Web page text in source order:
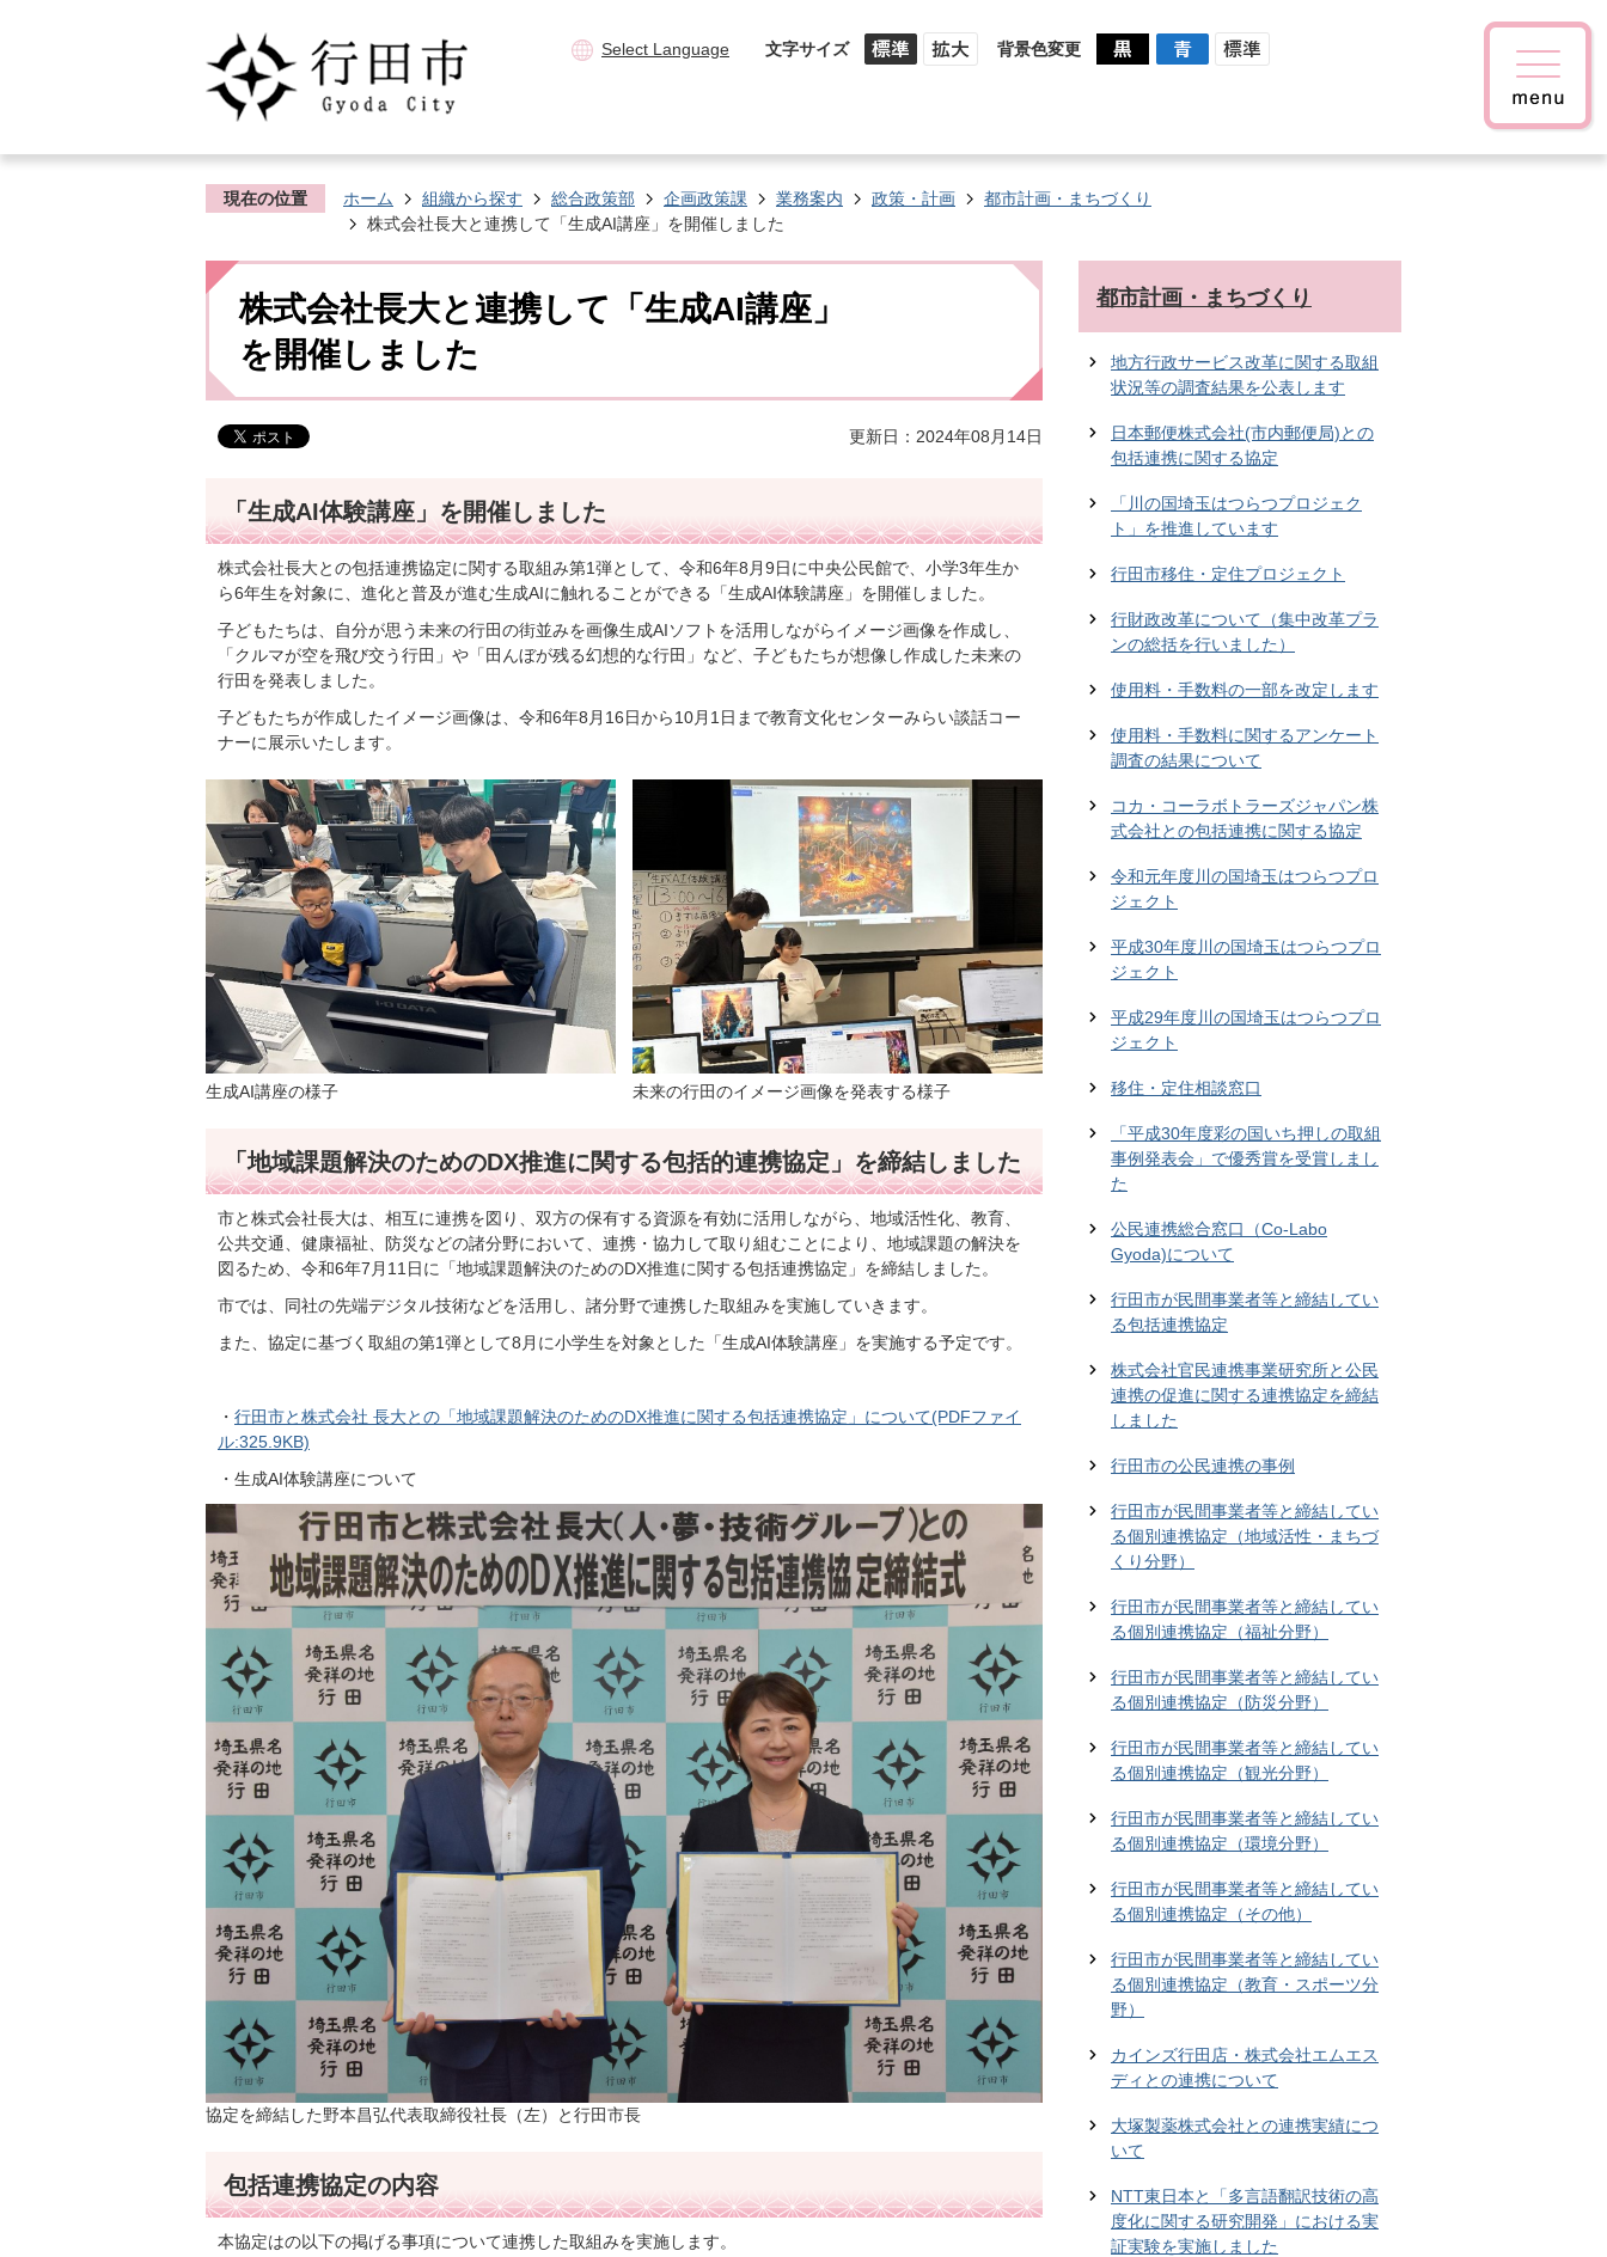
Select Language 文字サイズ 背景色変更
現在の位置 ホーム 組織から探す 総合政策部 企画政策課 業務案内 政策・計画
都市計画・まちづくり
株式会社長大と連携して「生成AI講座」を開催しました
株式会社長大と連携して「生成AI講座」
を開催しました
更新日：2024年08月14日
「生成AI体験講座」を開催しました
株式会社長大との包括連携協定に関する取組み第1弾として、令和6年8月9日に中央公民館で、小学3年生か
ら6年生を対象に、進化と普及が進む生成AIに触れることができる「生成AI体験講座」を開催しました。
子どもたちは、自分が思う未来の行田の街並みを画像生成AIソフトを活用しながらイメージ画像を作成し、
「クルマが空を飛び交う行田」や「田んぼが残る幻想的な行田」など、子どもたちが想像し作成した未来の
行田を発表しました。
子どもたちが作成したイメージ画像は、令和6年8月16日から10月1日まで教育文化センターみらい談話コー
ナーに展示いたします。
生成AI講座の様子 未来の行田のイメージ画像を発表する様子
「地域課題解決のためのDX推進に関する包括的連携協定」を締結しました
市と株式会社長大は、相互に連携を図り、双方の保有する資源を有効に活用しながら、地域活性化、教育、
公共交通、健康福祉、防災などの諸分野において、連携・協力して取り組むことにより、地域課題の解決を
図るため、令和6年7月11日に「地域課題解決のためのDX推進に関する包括連携協定」を締結しました。
市では、同社の先端デジタル技術などを活用し、諸分野で連携した取組みを実施していきます。
また、協定に基づく取組の第1弾として8月に小学生を対象とした「生成AI体験講座」を実施する予定です。
・ 行田市と株式会社 長大との「地域課題解決のためのDX推進に関する包括連携協定」について(PDFファイ
ル:325.9KB)
・ 生成AI体験講座について
協定を締結した野本昌弘代表取締役社長（左）と行田市長
包括連携協定の内容
本協定はの以下の掲げる事項について連携した取組みを実施します。
都市計画・まちづくり
地方行政サービス改革に関する取組
状況等の調査結果を公表します
日本郵便株式会社(市内郵便局)との
包括連携に関する協定
「川の国埼玉はつらつプロジェク
ト」を推進しています
行田市移住・定住プロジェクト
行財政改革について（集中改革プラ
ンの総括を行いました）
使用料・手数料の一部を改定します
使用料・手数料に関するアンケート
調査の結果について
コカ・コーラボトラーズジャパン株
式会社との包括連携に関する協定
令和元年度川の国埼玉はつらつプロ
ジェクト
平成30年度川の国埼玉はつらつプロ
ジェクト
平成29年度川の国埼玉はつらつプロ
ジェクト
移住・定住相談窓口
「平成30年度彩の国いち押しの取組
事例発表会」で優秀賞を受賞しまし
た
公民連携総合窓口（Co-Labo
Gyoda)について
行田市が民間事業者等と締結してい
る包括連携協定
株式会社官民連携事業研究所と公民
連携の促進に関する連携協定を締結
しました
行田市の公民連携の事例
行田市が民間事業者等と締結してい
る個別連携協定（地域活性・まちづ
くり分野）
行田市が民間事業者等と締結してい
る個別連携協定（福祉分野）
行田市が民間事業者等と締結してい
る個別連携協定（防災分野）
行田市が民間事業者等と締結してい
る個別連携協定（観光分野）
行田市が民間事業者等と締結してい
る個別連携協定（環境分野）
行田市が民間事業者等と締結してい
る個別連携協定（その他）
行田市が民間事業者等と締結してい
る個別連携協定（教育・スポーツ分
野）
カインズ行田店・株式会社エムエス
ディとの連携について
大塚製薬株式会社との連携実績につ
いて
NTT東日本と「多言語翻訳技術の高
度化に関する研究開発」における実
証実験を実施しました